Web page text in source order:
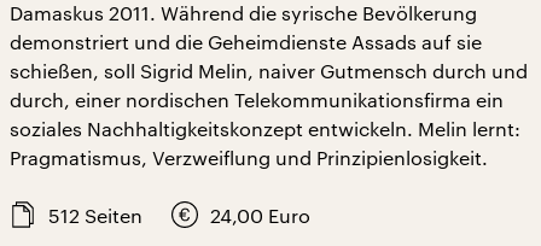
Damaskus 2011. Während die syrische Bevölkerung
demonstriert und die Geheimdienste Assads auf sie
schießen, soll Sigrid Melin, naiver Gutmensch durch und
durch, einer nordischen Telekommunikationsfirma ein
soziales Nachhaltigkeitskonzept entwickeln. Melin lernt:
Pragmatismus, Verzweiflung und Prinzipienlosigkeit.
512 Seiten 24,00 Euro